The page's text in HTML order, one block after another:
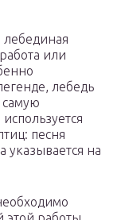
лебединая
или
лебедь
песня
указывается на